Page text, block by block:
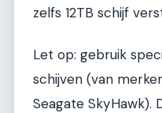
zelfs 12TB schijf
Let op: gebruik
schijven (van
Seagate SkyHawk).